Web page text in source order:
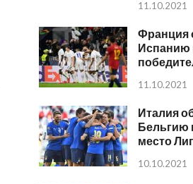
11.10.2021
Франция
Испанию
11.10.2021
Италия
Бельгию
место
10.10.2021